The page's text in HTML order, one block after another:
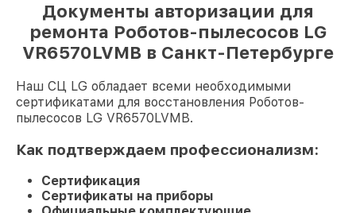
Документы авторизации для
ремонта Роботов-пылесосов LG
VR6570LVMB в Санкт-Петербурге
Наш СЦ LG обладает всеми необходимыми
сертификатами для восстановления Роботов-
пылесосов LG VR6570LVMB.
Как подтверждаем профессионализм:
Сертификация
Сертификаты на приборы